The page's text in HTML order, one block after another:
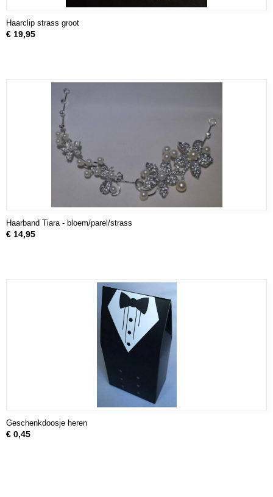
Haarclip strass groot
€ 19,95
Haarband Tiara - bloem/parel/strass
€ 14,95
Geschenkdoosje heren
€ 0,45